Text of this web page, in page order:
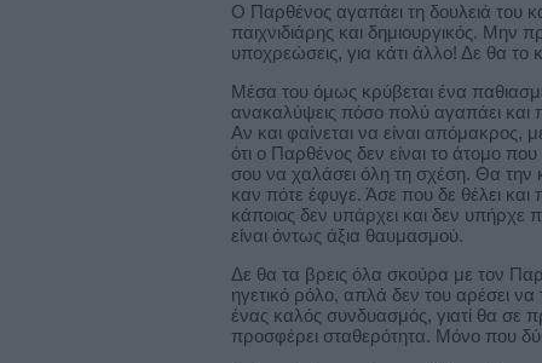
Ο Παρθένος αγαπάει τη δουλειά του
παιχνιδιάρης και δημιουργικός. Μην
υποχρεώσεις, για κάτι άλλο! Δε θα το
Μέσα του όμως κρύβεται ένα
ανακαλύψεις πόσο πολύ αγαπάει και
Αν και φαίνεται να είναι
ότι ο Παρθένος δεν είναι το άτομο
σου να χαλάσει όλη τη σχέση. Θα την
καν πότε έφυγε. Άσε που δε θέλει και
κάποιος δεν υπάρχει και δεν υπήρχε
είναι όντως άξια θαυμασμού.
Δε θα τα βρεις όλα σκούρα με τον
ηγετικό ρόλο, απλά δεν του αρέσει να
ένας καλός συνδυασμός, γιατί θα σε
προσφέρει σταθερότητα. Μόνο που